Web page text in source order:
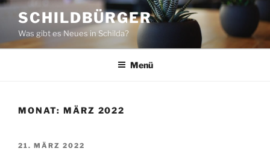
Zum
Inhalt
springen
SCHILDBÜRGER
Was gibt es Neues in Schilda?
Menü
MONAT: MÄRZ 2022
VERÖFFENTLICHT
21. MÄRZ 2022